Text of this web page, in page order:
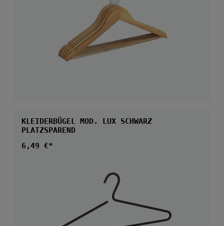
KLEIDERBÜGEL MOD. LUX SCHWARZ
PLATZSPAREND
Regulärer Preis:
6,49 €*